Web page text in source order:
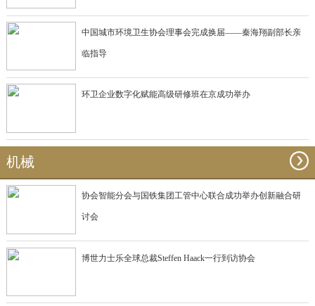
中国城市环境卫生协会理事会完成换届——秦海翔副部长亲
临指导
环卫企业数字化赋能高级研修班在京成功举办
机械
协会智能分会与国铁集团工管中心联合成功举办创新融合研
讨会
博世力士乐全球总裁Steffen Haack一行到访协会